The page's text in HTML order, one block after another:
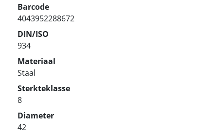
Barcode
4043952288672
DIN/ISO
934
Materiaal
Staal
Sterkteklasse
8
Diameter
42